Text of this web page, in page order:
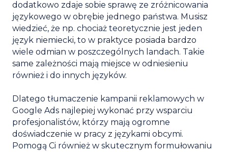
dodatkowo zdaje sobie sprawę ze zróżnicowania
językowego w obrębie jednego państwa. Musisz
wiedzieć, że np. chociaż teoretycznie jest jeden
język niemiecki, to w praktyce posiada bardzo
wiele odmian w poszczególnych landach. Takie
same zależności mają miejsce w odniesieniu
również i do innych języków.
Dlatego tłumaczenie kampanii reklamowych w
Google Ads najlepiej wykonać przy wsparciu
profesjonalistów, którzy mają ogromne
doświadczenie w pracy z językami obcymi.
Pomogą Ci również w skutecznym formułowaniu